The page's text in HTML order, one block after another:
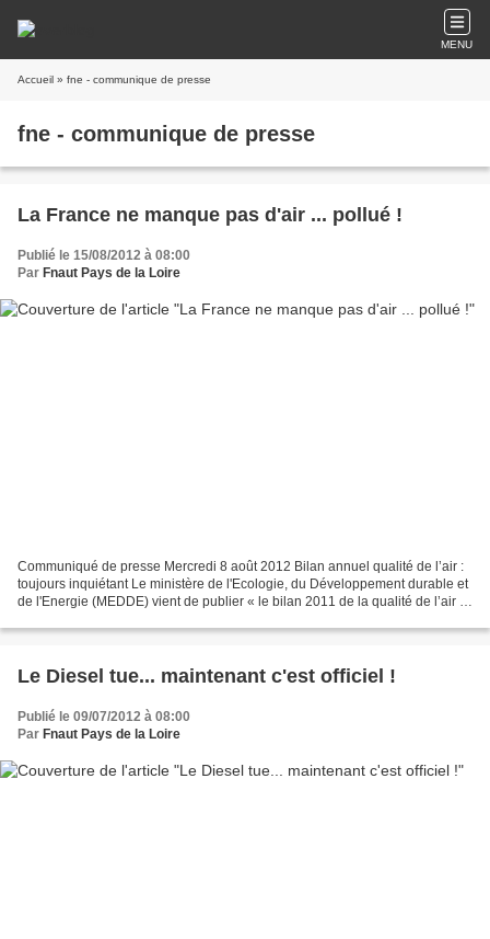
MENU
Accueil » fne - communique de presse
fne - communique de presse
La France ne manque pas d'air ... pollué !
Publié le 15/08/2012 à 08:00
Par Fnaut Pays de la Loire
Communiqué de presse Mercredi 8 août 2012 Bilan annuel qualité de l’air :
toujours inquiétant Le ministère de l'Ecologie, du Développement durable et
de l'Energie (MEDDE) vient de publier « le bilan 2011 de la qualité de l’air 1
Le Diesel tue... maintenant c'est officiel !
Publié le 09/07/2012 à 08:00
Par Fnaut Pays de la Loire